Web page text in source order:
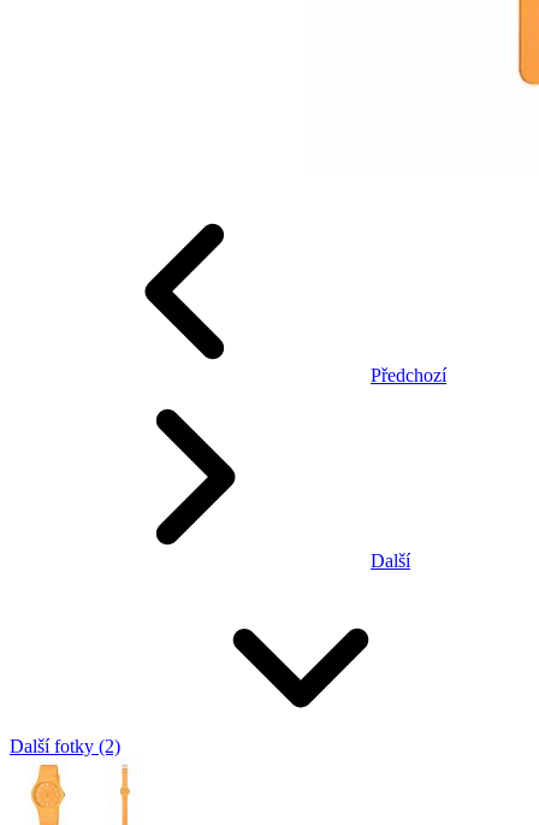
Předchozí
Další
Další fotky (2)